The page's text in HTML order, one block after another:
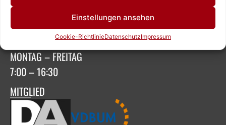
Einstellungen ansehen
Cookie-RichtlinieDatenschutzImpressum
ÖFFNUNGSZEITEN
MONTAG – FREITAG
7:00 – 16:30
MITGLIED